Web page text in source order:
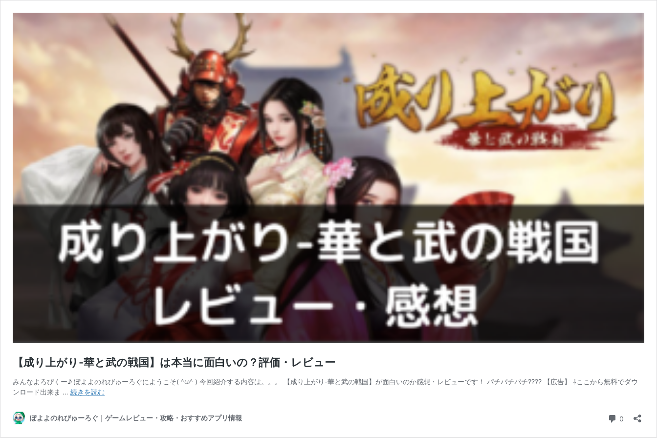
【成り上がり-華と武の戦国】は本当に面白いの？評価・レビュー
みんなよろぴくー♪ ぽよよのれびゅーろぐにようこそ( ^ω^ ) 今回紹介する内容は。。。 【成り上がり-華と武の戦国】が面白いのか感想・レビューです！ パチパチパチ???? 【広告】 ⇩ここから無料でダウ
ンロード出来ま … 続きを読む【成
が
ぽよよのれびゅーろぐ｜ゲームレビュー・攻略・おすすめアプリ情報 0 コメント